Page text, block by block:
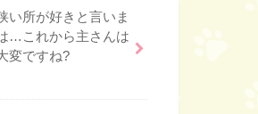
い所が好きと言いま
…これから主さんは
変ですね?